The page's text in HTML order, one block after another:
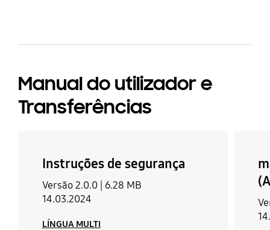
Manual do utilizador e
Transferências
Instruções de segurança
Versão 2.0.0 | 6.28 MB
14.03.2024
LÍNGUA MULTI